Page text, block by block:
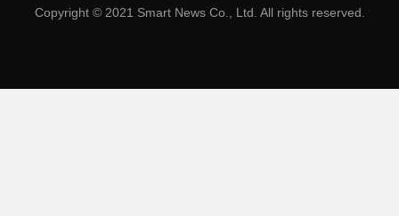
Copyright © 2021 Smart News Co., Ltd. All rights reserved.